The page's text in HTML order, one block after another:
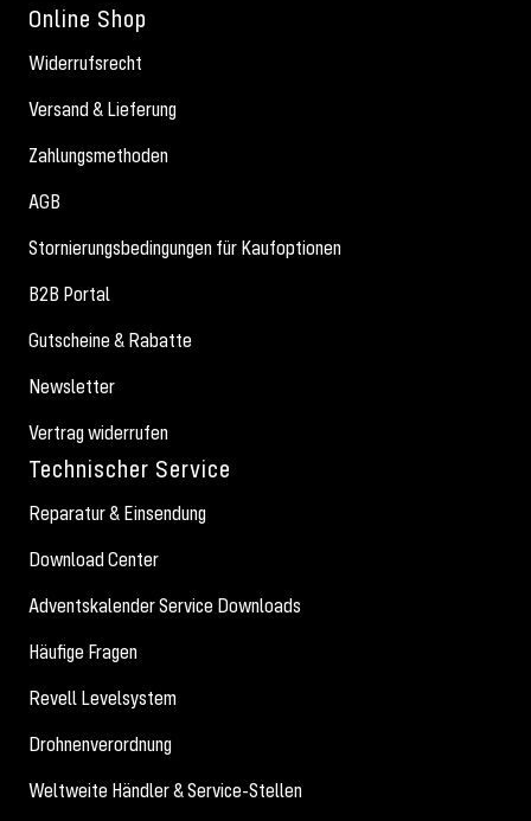
Online Shop
Widerrufsrecht
Versand & Lieferung
Zahlungsmethoden
AGB
Stornierungsbedingungen für Kaufoptionen
B2B Portal
Gutscheine & Rabatte
Newsletter
Vertrag widerrufen
Technischer Service
Reparatur & Einsendung
Download Center
Adventskalender Service Downloads
Häufige Fragen
Revell Levelsystem
Drohnenverordnung
Weltweite Händler & Service-Stellen